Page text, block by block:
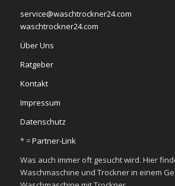
service@waschtrockner24.com
waschtrockner24.com
Über Uns
Ratgeber
Kontakt
Impressum
Datenschutz
* =Partner-Link
Was auch immer oft gesucht wird. Hier
Waschmaschine und Trockner in einem